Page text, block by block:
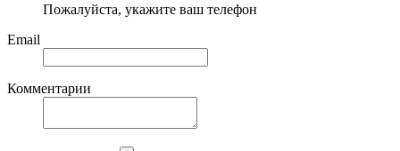
Пожалуйста, укажите ваш телефон
Email
Комментарии